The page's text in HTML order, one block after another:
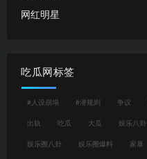
网红明星
吃瓜网标签
#人设崩塌 #潜规则 争议
出轨 吃瓜 大瓜 娱乐八卦
娱乐圈八卦 娱乐圈爆料 家暴